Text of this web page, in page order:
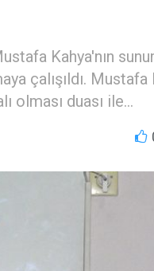
Kahya'nın
çalışıldı. Mustafa
olması duası ile...